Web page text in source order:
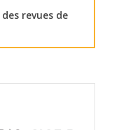
revues de